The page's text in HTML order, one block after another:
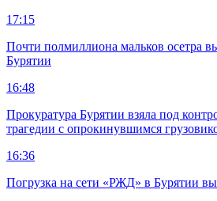
17:15
Почти полмиллиона мальков осетра
Бурятии
16:48
Прокуратура Бурятии взяла под
трагедии с опрокинувшимся
16:36
Погрузка на сети «РЖД» в Бурятии